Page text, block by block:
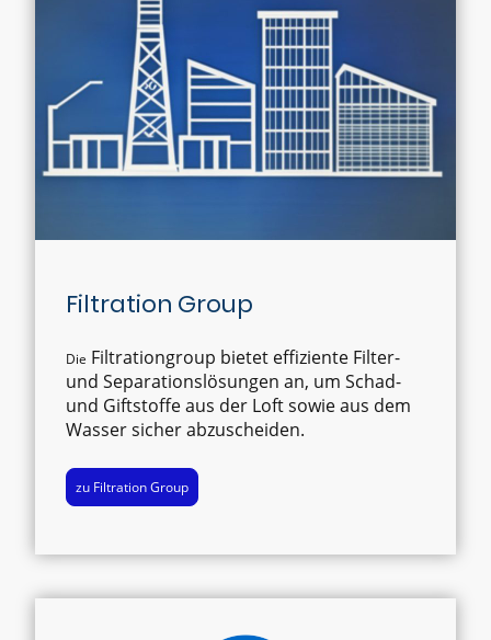
Filtration Group
Die Filtrationgroup bietet effiziente Filter-
und Separationslösungen an, um Schad-
und Giftstoffe aus der Loft sowie aus dem
Wasser sicher abzuscheiden.
zu Filtration Group